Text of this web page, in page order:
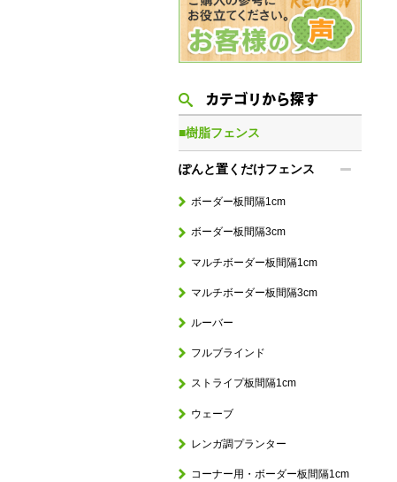
カテゴリから探す
■樹脂フェンス
ぽんと置くだけフェンス
ボーダー板間隔1cm
ボーダー板間隔3cm
マルチボーダー板間隔1cm
マルチボーダー板間隔3cm
ルーバー
フルブラインド
ストライプ板間隔1cm
ウェーブ
レンガ調プランター
コーナー用・ボーダー板間隔1cm